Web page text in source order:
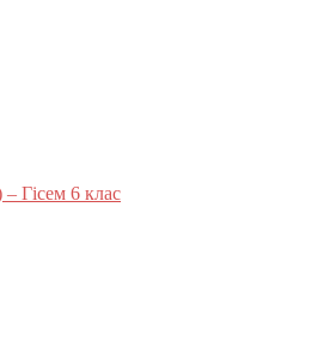
– Гісем 6 клас